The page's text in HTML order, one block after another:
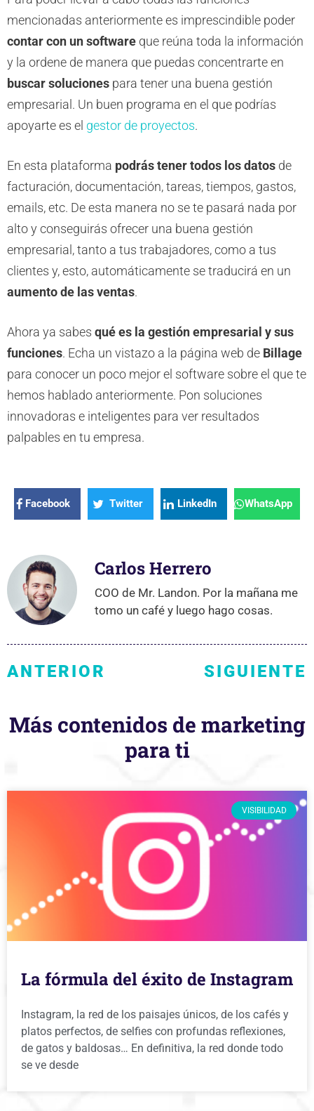
mencionadas anteriormente es imprescindible poder
contar con un software que reúna toda la información
y la ordene de manera que puedas concentrarte en
buscar soluciones para tener una buena gestión
empresarial. Un buen programa en el que podrías
apoyarte es el gestor de proyectos.
En esta plataforma podrás tener todos los datos de
facturación, documentación, tareas, tiempos, gastos,
emails, etc. De esta manera no se te pasará nada por
alto y conseguirás ofrecer una buena gestión
empresarial, tanto a tus trabajadores, como a tus
clientes y, esto, automáticamente se traducirá en un
aumento de las ventas.
Ahora ya sabes qué es la gestión empresarial y sus
funciones. Echa un vistazo a la página web de Billage
para conocer un poco mejor el software sobre el que te
hemos hablado anteriormente. Pon soluciones
innovadoras e inteligentes para ver resultados
palpables en tu empresa.
Facebook Twitter LinkedIn WhatsApp
Carlos Herrero
COO de Mr. Landon. Por la mañana me
tomo un café y luego hago cosas.
ANTERIOR SIGUIENTE
Más contenidos de marketing
para ti
VISIBILIDAD
La fórmula del éxito de Instagram
Instagram, la red de los paisajes únicos, de los cafés y
platos perfectos, de selfies con profundas reflexiones,
de gatos y baldosas… En definitiva, la red donde todo
se ve desde